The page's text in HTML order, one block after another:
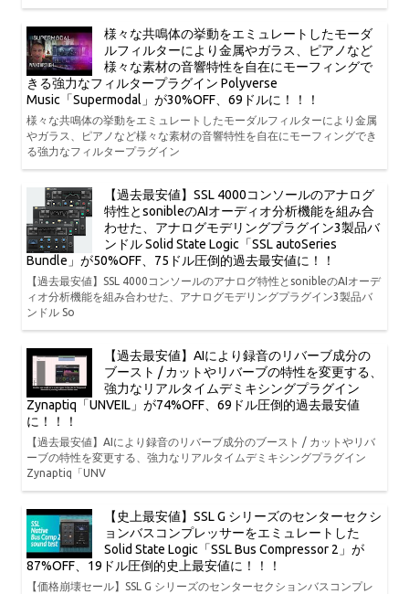
様々な共鳴体の挙動をエミュレートしたモーダ
ルフィルターにより金属やガラス、ピアノなど
様々な素材の音響特性を自在にモーフィングで
きる強力なフィルタープラグイン Polyverse
Music「Supermodal」が30%OFF、69ドルに！！！
様々な共鳴体の挙動をエミュレートしたモーダルフィルターにより金属
やガラス、ピアノなど様々な素材の音響特性を自在にモーフィングでき
る強力なフィルタープラグイン
【過去最安値】SSL 4000コンソールのアナログ
特性とsonibleのAIオーディオ分析機能を組み合
わせた、アナログモデリングプラグイン3製品バ
ンドル Solid State Logic「SSL autoSeries
Bundle」が50%OFF、75ドル圧倒的過去最安値に！！
【過去最安値】SSL 4000コンソールのアナログ特性とsonibleのAIオーデ
ィオ分析機能を組み合わせた、アナログモデリングプラグイン3製品バ
ンドル So
【過去最安値】AIにより録音のリバーブ成分の
ブースト / カットやリバーブの特性を変更する、
強力なリアルタイムデミキシングプラグイン
Zynaptiq「UNVEIL」が74%OFF、69ドル圧倒的過去最安値
に！！！
【過去最安値】AIにより録音のリバーブ成分のブースト / カットやリバ
ーブの特性を変更する、強力なリアルタイムデミキシングプラグイン
Zynaptiq「UNV
【史上最安値】SSL G シリーズのセンターセクシ
ョンバスコンプレッサーをエミュレートした
Solid State Logic「SSL Bus Compressor 2」が
87%OFF、19ドル圧倒的史上最安値に！！！
【価格崩壊セール】SSL G シリーズのセンターセクションバスコンプレ